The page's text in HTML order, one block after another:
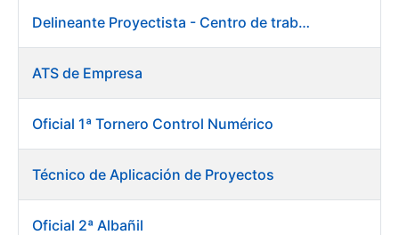
Delineante Proyectista - Centro de trabajo de Burgos
ATS de Empresa
Oficial 1ª Tornero Control Numérico
Técnico de Aplicación de Proyectos
Oficial 2ª Albañil